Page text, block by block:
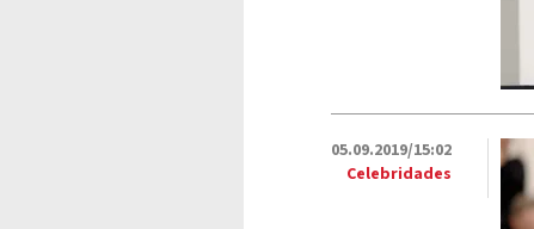
05.09.2019/15:02
Celebridades